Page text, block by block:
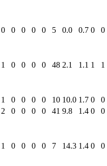
0 0 0 0 0 5 0.0 0.7 0
0
1 0 0 0 0 48 2.1 1.1 1
1
1 0 0 0 0 10 10.0 1.7 0
0
2 0 0 0 0 41 9.8 1.4 0
0
1 0 0 0 0 7 14.3 1.4 0
0